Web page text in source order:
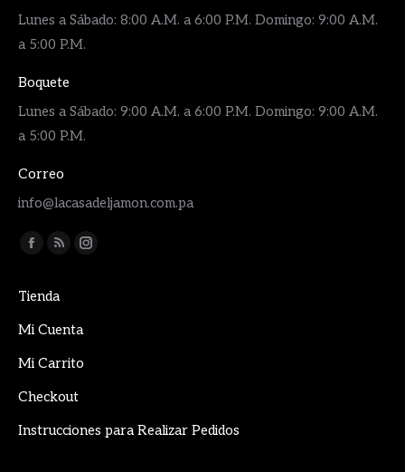
Lunes a Sábado: 8:00 A.M. a 6:00 P.M. Domingo: 9:00 A.M.
a 5:00 P.M.
Boquete
Lunes a Sábado: 9:00 A.M. a 6:00 P.M. Domingo: 9:00 A.M.
a 5:00 P.M.
Correo
info@lacasadeljamon.com.pa
Encuéntranos en:
Facebook
opens
in
window
Rss
opens
in
window
Instagram
Tienda
Mi Cuenta
Mi Carrito
Checkout
Instrucciones para Realizar Pedidos